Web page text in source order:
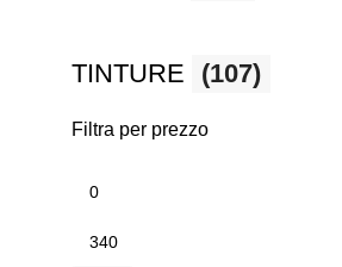
TINTURE (107)
Filtra per prezzo